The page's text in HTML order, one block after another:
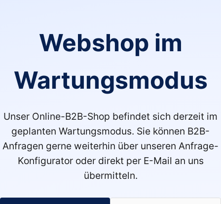
Webshop im
Wartungsmodus
Unser Online-B2B-Shop befindet sich derzeit im
geplanten Wartungsmodus. Sie können B2B-
Anfragen gerne weiterhin über unseren Anfrage-
Konfigurator oder direkt per E-Mail an uns
übermitteln.